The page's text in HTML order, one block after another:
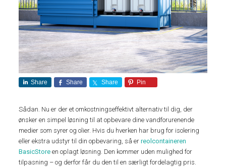
Share Share Share Pin
Sådan. Nu er der et omkostningseffektivt alternativ til dig, der
ønsker en simpel løsning til at opbevare dine vandforurenende
medier som syrer og olier. Hvis du hverken har brug for isolering
eller ekstra udstyr til din opbevaring, så erreolcontaineren
BasicStore en oplagt løsning. Den kommer uden mulighed for
tilpasning – og derfor får du den til en særligt fordelagtig pris.